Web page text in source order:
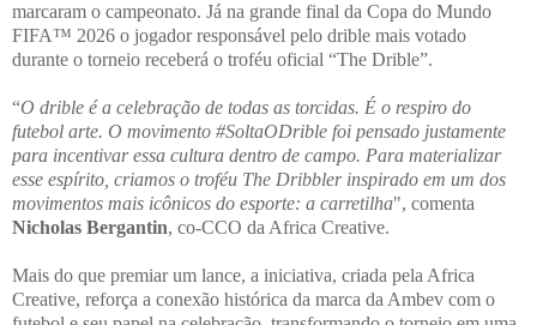
marcaram o campeonato. Já na grande final da Copa do Mundo
FIFA™ 2026 o jogador responsável pelo drible mais votado
durante o torneio receberá o troféu oficial “The Drible”.
“O drible é a celebração de todas as torcidas. É o respiro do
futebol arte. O movimento #SoltaODrible foi pensado justamente
para incentivar essa cultura dentro de campo. Para materializar
esse espírito, criamos o troféu The Dribbler inspirado em um dos
movimentos mais icônicos do esporte: a carretilha", comenta
Nicholas Bergantin, co-CCO da Africa Creative.
Mais do que premiar um lance, a iniciativa, criada pela Africa
Creative, reforça a conexão histórica da marca da Ambev com o